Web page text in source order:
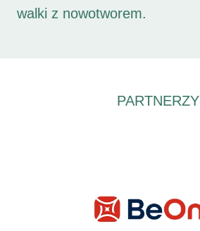
walki z nowotworem.
PARTNERZY